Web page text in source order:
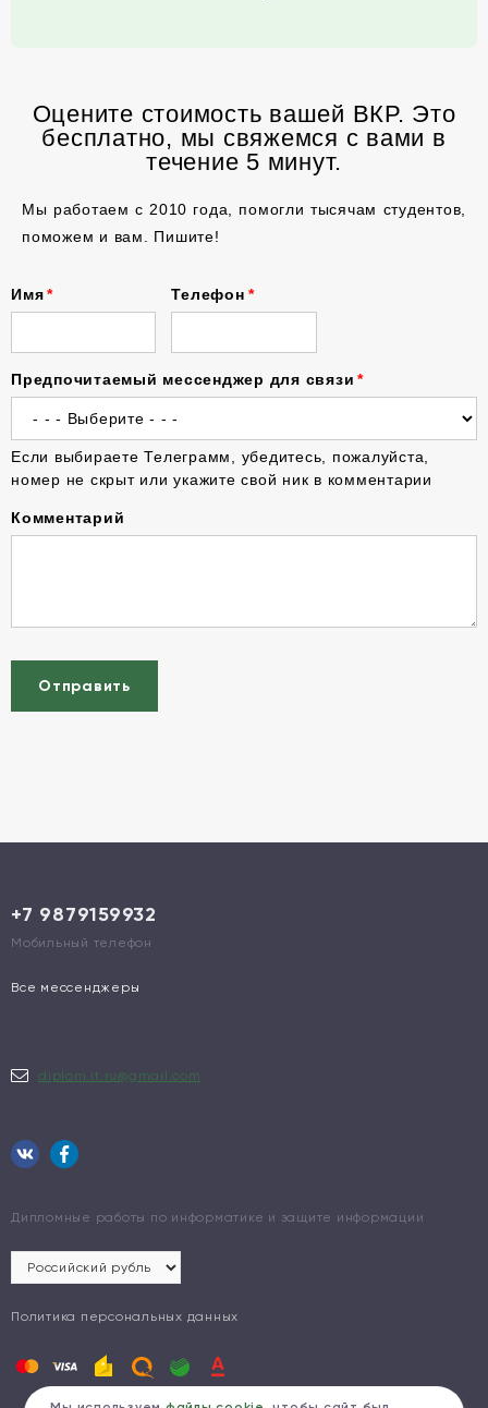
Оцените стоимость вашей ВКР. Это
бесплатно, мы свяжемся с вами в
течение 5 минут.
Мы работаем с 2010 года, помогли тысячам студентов,
поможем и вам. Пишите!
Имя Телефон
Предпочитаемый мессенджер для связи
Если выбираете Телеграмм, убедитесь, пожалуйста,
номер не скрыт или укажите свой ник в комментарии
Комментарий
Отправить
+7 9879159932
Мобильный телефон
Все мессенджеры
diplom.it.ru@gmail.com
Дипломные работы по информатике и защите информации
Политика персональных данных